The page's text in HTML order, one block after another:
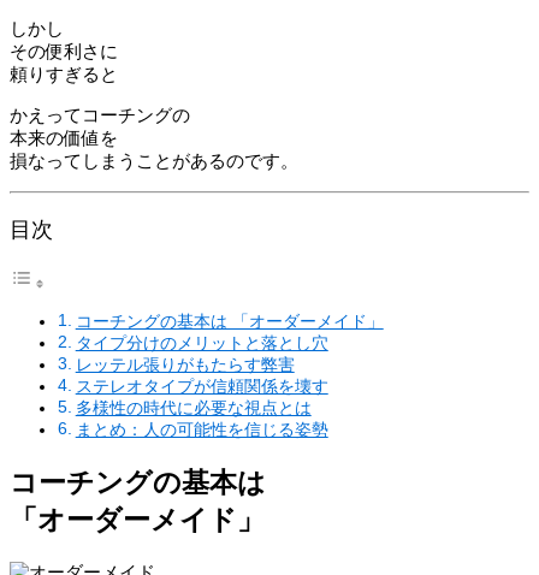
しかし
その便利さに
頼りすぎると
かえってコーチングの
本来の価値を
損なってしまうことがあるのです。
目次
コーチングの基本は 「オーダーメイド」
タイプ分けのメリットと落とし穴
レッテル張りがもたらす弊害
ステレオタイプが信頼関係を壊す
多様性の時代に必要な視点とは
まとめ：人の可能性を信じる姿勢
コーチングの基本は
「オーダーメイド」